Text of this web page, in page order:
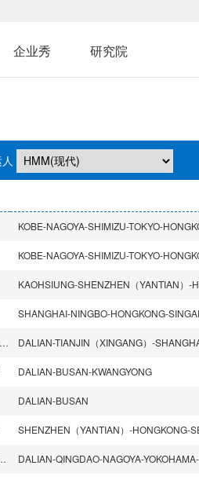
企业秀 研究院
KAOHSIUNG-SHENZHEN（YANTIAN）-
SHENZHEN（CHIWAN）
DALIAN-BUSAN-KWANGYONG
DALIAN-BUSAN
SHENZHEN（YANTIAN）-HONGKONG-
CA DALIAN-QINGDAO-NAGOYA-